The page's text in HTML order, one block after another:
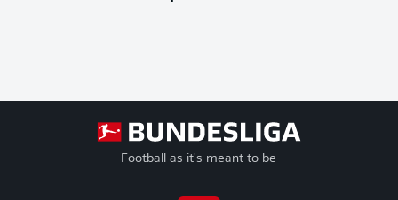
Football as it's meant to be